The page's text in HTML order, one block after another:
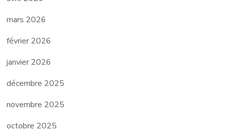
mars 2026
février 2026
janvier 2026
décembre 2025
novembre 2025
octobre 2025